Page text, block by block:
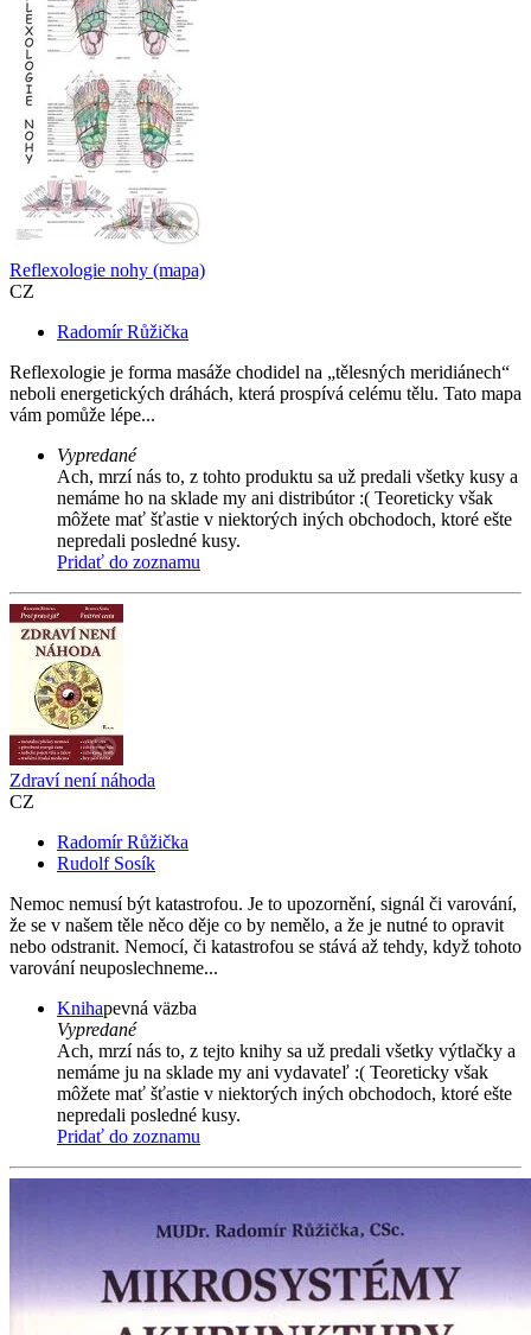
Reflexologie nohy (mapa)
CZ
Radomír Růžička
Reflexologie je forma masáže chodidel na „tělesných meridiánech“
neboli energetických dráhách, která prospívá celému tělu. Tato mapa
vám pomůže lépe...
Vypredané
Ach, mrzí nás to, z tohto produktu sa už predali všetky kusy a
nemáme ho na sklade my ani distribútor :( Teoreticky však
môžete mať šťastie v niektorých iných obchodoch, ktoré ešte
nepredali posledné kusy.
Pridať do zoznamu
Zdraví není náhoda
CZ
Radomír Růžička
Rudolf Sosík
Nemoc nemusí být katastrofou. Je to upozornění, signál či varování,
že se v našem těle něco děje co by nemělo, a že je nutné to opravit
nebo odstranit. Nemocí, či katastrofou se stává až tehdy, když tohoto
varování neuposlechneme...
Knihapevná väzba
Vypredané
Ach, mrzí nás to, z tejto knihy sa už predali všetky výtlačky a
nemáme ju na sklade my ani vydavateľ :( Teoreticky však
môžete mať šťastie v niektorých iných obchodoch, ktoré ešte
nepredali posledné kusy.
Pridať do zoznamu